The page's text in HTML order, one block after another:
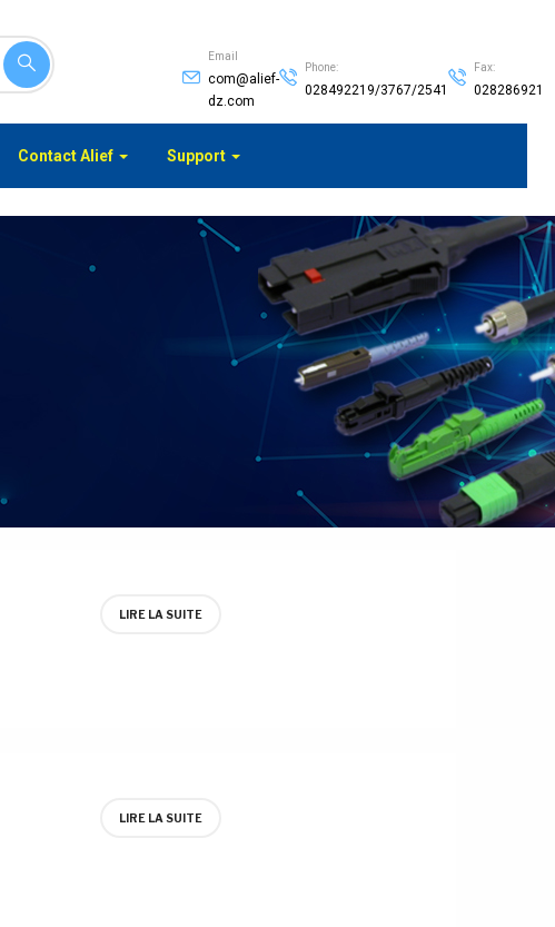
Email
com@alief-
dz.com
Phone:
028492219/3767/2541
Fax:
028286921
Contact Alief Support
LIRE LA SUITE
LIRE LA SUITE